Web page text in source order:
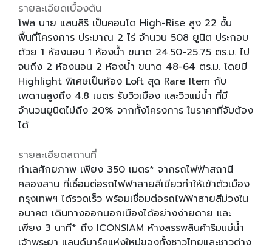
รายละเอียดเบื้องต้น
โฟล บาย แสนสิริ เป็นคอนโด High-Rise สูง 22 ชั้น
พื้นที่โครงการ ประมาณ 2 ไร่ จำนวน 508 ยูนิต ประกอบ
ด้วย 1 ห้องนอน 1 ห้องน้ำ ขนาด 24.50-25.75 ตร.ม. ไป
จนถึง 2 ห้องนอน 2 ห้องน้ำ ขนาด 48-64 ตร.ม. โดยมี
Highlight พิเศษเป็นห้อง Loft สุด Rare Item กับ
เพดานสูงถึง 4.8 เมตร รับวิวเมือง และวิวแม่น้ำ ที่มี
จำนวนยูนิตไม่ถึง 20% จากทั้งโครงการ ในราคาที่จับต้อง
ได้
รายละเอียดสถานที่
ทำเลศักยภาพ เพียง 350 เมตร* จากรถไฟฟ้าสถานี
คลองสาน ที่เชื่อมต่อรถไฟฟาสายสีเขียวทำให้เข้าตัวเมือง
กรุงเทพฯ ได้รวดเร็ว พร้อมเชื่อมต่อรถไฟฟ้าสายสีม่วงใน
อนาคต เดินทางออกนอกเมืองได้อย่างง่ายดาย และ
เพียง 3 นาที* ถึง ICONSIAM ห้างสรรพสินค้าริมแม่น้ำ